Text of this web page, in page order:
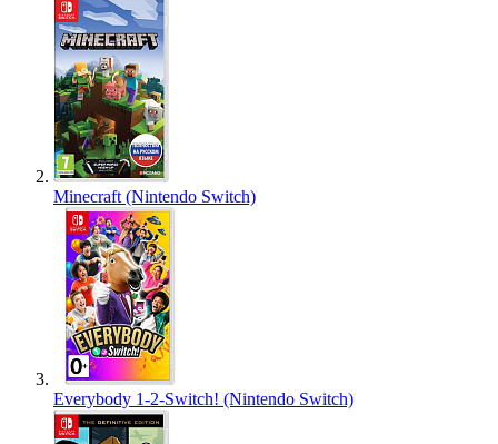
Minecraft (Nintendo Switch)
Everybody 1-2-Switch! (Nintendo Switch)